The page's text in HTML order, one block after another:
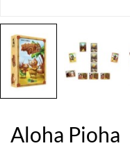
Aloha Pioha